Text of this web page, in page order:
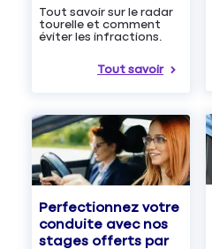
Tout savoir sur le radar
tourelle et comment
éviter les infractions.
Tout savoir
Perfectionnez votre
conduite avec nos
stages offerts par